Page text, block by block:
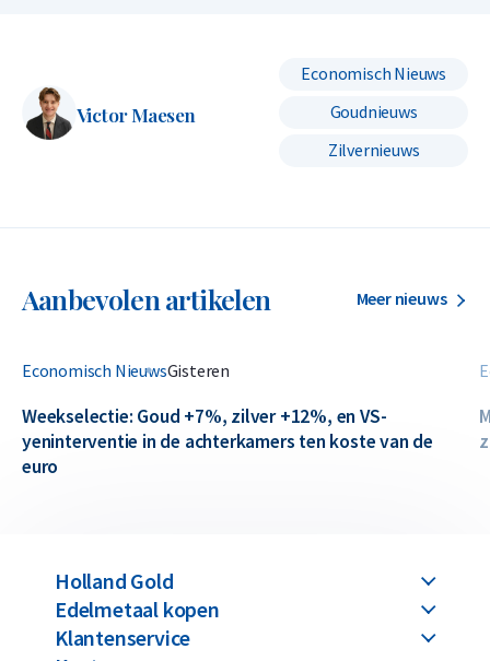
Victor Maesen
Economisch Nieuws
Goudnieuws
Zilvernieuws
Aanbevolen artikelen Meer nieuws
Economisch NieuwsGisteren
Weekselectie: Goud +7%, zilver +12%, en VS-
yeninterventie in de achterkamers ten koste van de
euro
Holland Gold
Edelmetaal kopen
Klantenservice